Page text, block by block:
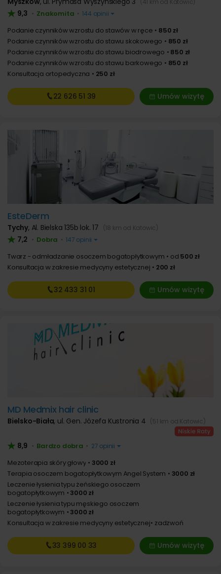
(41 km od Katowic)
9,3 • Znakomita • 144 opinii
Podanie czynników wzrostu do stawów w ręce
850 zł
Podanie czynników wzrostu do stawu skokowego
850 zł
Podanie czynników wzrostu do stawu biodrowego
850 zł
Podanie czynników wzrostu do stawu barkowego
850 zł
Konsultacja ortopedyczna
250 zł
Umów wizytę
22 626 51 39
EsteDerm
Tychy, Al. Bielska 135b lok. 17 (18 km od Katowic)
7,2 • Dobra • 147 opinii
Twarz - odmładzanie osoczem bogatopłytkowym od 500 zł
Konsultacja w zakresie medycyny estetycznej
200 zł
Umów wizytę
32 433 31 01
MD Medmix hair clinic
Bielsko-Biała, ul. Gen. Józefa Kustronia 4 (51 km od Katowic)
8,9 • Bardzo dobra • 27 opinii
Mezoterapia skóry głowy
3000 zł
Terapia osoczem bogatopłytkowym Angel System
3000 zł
Leczenie łysienia typu żeńskiego osoczem
bogatopłytkowym
3000 zł
Leczenie łysienia typu męskiego osoczem
bogatopłytkowym
3000 zł
Konsultacja w zakresie medycyny estetycznej zadzwoń
Umów wizytę
33 399 00 33